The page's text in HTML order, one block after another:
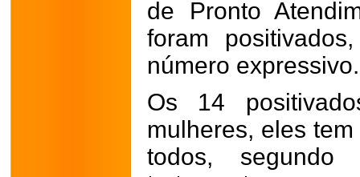
de Pronto
foram
número expressivo.
Os 14
mulheres, eles
todos,